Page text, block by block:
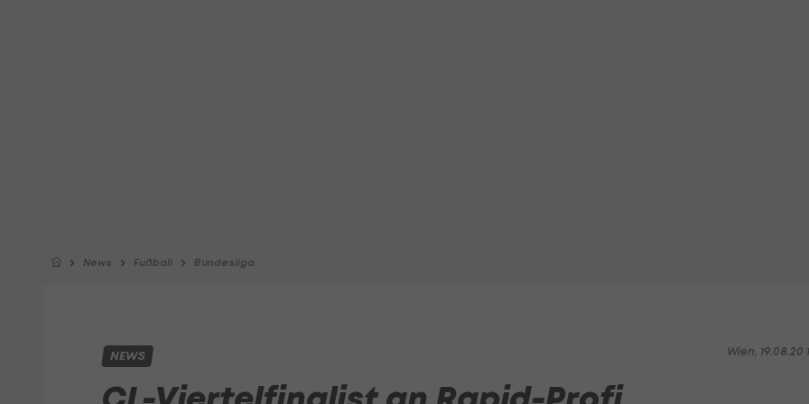
News Fußball Bundesliga
Wien, 19.08.20
NEWS